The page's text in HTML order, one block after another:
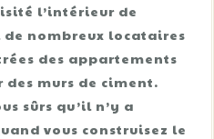
l’intérieur de
nombreux locataires
des appartements
des murs de ciment.
sûrs qu’il n’y a
vous construisez le